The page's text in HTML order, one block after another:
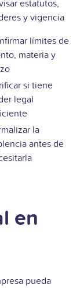
estatutos,
y vigencia
límites de
materia y
si tiene
legal
la
antes de
en
pueda